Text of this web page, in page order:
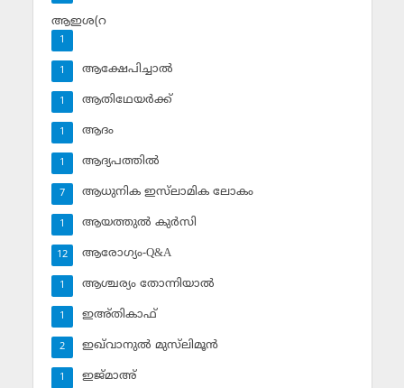
ആഇശ(റ
1
ആക്ഷേപിച്ചാല്‍
1
ആതിഥേയര്‍ക്ക്
1
ആദം
1
ആദ്യപത്തില്‍
1
ആധുനിക ഇസ്‌ലാമിക ലോകം
7
ആയത്തുല്‍ കുര്‍സി
1
ആരോഗ്യം-Q&A
12
ആശ്ചര്യം തോന്നിയാല്‍
1
ഇഅ്തികാഫ്‌
1
ഇഖ്‌വാനുല്‍ മുസ്‌ലിമൂന്‍
2
ഇജ്മാഅ്
1